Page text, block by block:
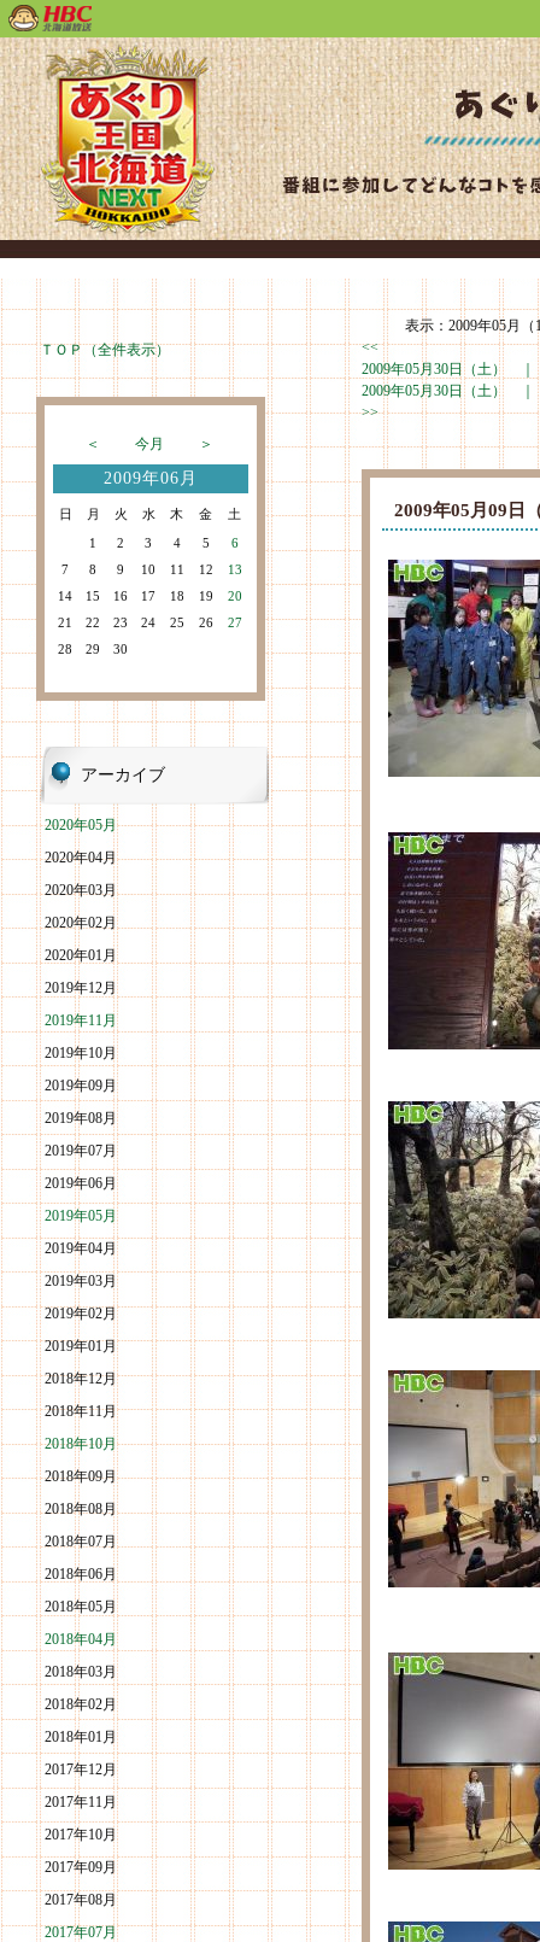
ＴＯＰ（全件表示）
＜ 今月 ＞
2009年06月
日 月 火 水 木 金
土
1
2 3 4 5
6
7
8 9 10 11 12
13
14
15 16 17 18 19
20
21
22 23 24 25 26
27
28
29 30
アーカイブ
2020年05月
2020年04月
2020年03月
2020年02月
2020年01月
2019年12月
2019年11月
2019年10月
2019年09月
2019年08月
2019年07月
2019年06月
2019年05月
2019年04月
2019年03月
2019年02月
2019年01月
2018年12月
2018年11月
2018年10月
2018年09月
2018年08月
2018年07月
2018年06月
2018年05月
2018年04月
2018年03月
2018年02月
2018年01月
2017年12月
2017年11月
2017年10月
2017年09月
2017年08月
2017年07月
表示：2009年05月（
<<
2009年05月30日（土）
2009年05月30日（土）
>>
2009年05月09